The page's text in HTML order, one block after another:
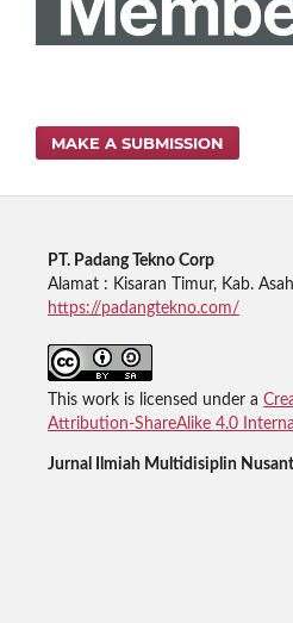
MAKE A SUBMISSION
PT. Padang Tekno Corp
Alamat : Kisaran Timur, Kab.
https://padangtekno.com/
This work is licensed under a
Attribution-ShareAlike 4.0
Jurnal Ilmiah Multidisiplin